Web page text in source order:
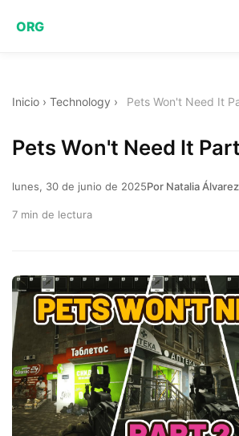
ORG
Inicio › Technology › Pets Won't Need It
Pets Won't Need It
lunes, 30 de junio de 2025Por Natalia Álvarez
7 min de lectura